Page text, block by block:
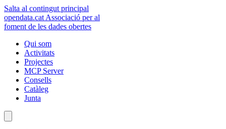
Salta al contingut principal
opendata.cat Associació per al
foment de les dades obertes
Qui som
Activitats
Projectes
MCP Server
Consells
Catàleg
Junta